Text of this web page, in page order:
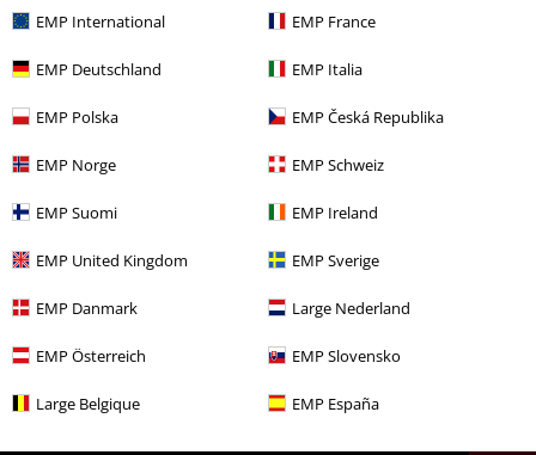
EMP International EMP France
EMP Deutschland EMP Italia
EMP Polska EMP Česká Republika
EMP Norge EMP Schweiz
EMP Suomi EMP Ireland
EMP United Kingdom EMP Sverige
EMP Danmark Large Nederland
EMP Österreich EMP Slovensko
Large Belgique EMP España
Basplagg
Kläder Toppar